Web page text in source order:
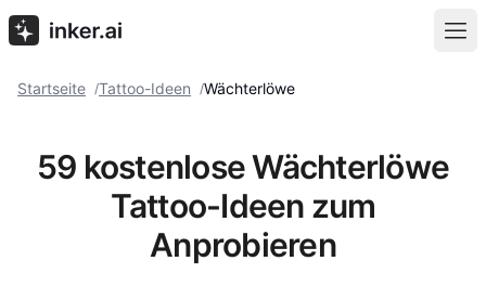
Startseite /Tattoo-Ideen /Wächterlöwe
59 kostenlose Wächterlöwe
Tattoo-Ideen zum
Anprobieren